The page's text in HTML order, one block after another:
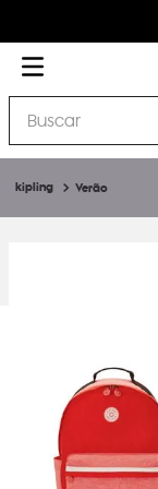
Buscar
Verão